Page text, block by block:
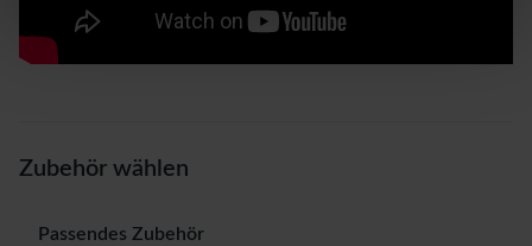
Zubehör wählen
Passendes Zubehör